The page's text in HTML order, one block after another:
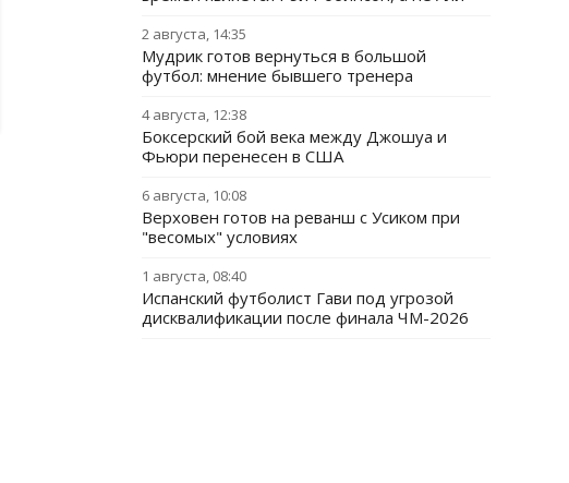
2 августа, 14:35
Мудрик готов вернуться в большой
футбол: мнение бывшего тренера
4 августа, 12:38
Боксерский бой века между Джошуа и
Фьюри перенесен в США
6 августа, 10:08
Верховен готов на реванш с Усиком при
"весомых" условиях
1 августа, 08:40
Испанский футболист Гави под угрозой
дисквалификации после финала ЧМ-2026